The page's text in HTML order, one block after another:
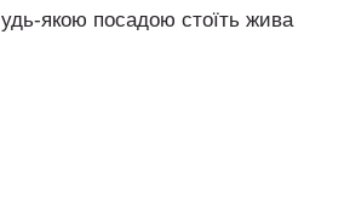
якою посадою стоїть жива